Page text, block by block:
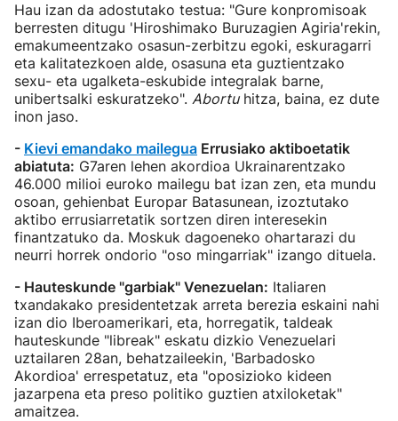
Hau izan da adostutako testua: "Gure konpromisoak
berresten ditugu 'Hiroshimako Buruzagien Agiria'rekin,
emakumeentzako osasun-zerbitzu egoki, eskuragarri
eta kalitatezkoen alde, osasuna eta guztientzako
sexu- eta ugalketa-eskubide integralak barne,
unibertsalki eskuratzeko". Abortuhitza, baina, ez dute
inon jaso.
- Kievi emandako mailegua Errusiako aktiboetatik
abiatuta: G7aren lehen akordioa Ukrainarentzako
46.000 milioi euroko mailegu bat izan zen, eta mundu
osoan, gehienbat Europar Batasunean, izoztutako
aktibo errusiarretatik sortzen diren interesekin
finantzatuko da. Moskuk dagoeneko ohartarazi du
neurri horrek ondorio "oso mingarriak" izango dituela.
- Hauteskunde "garbiak" Venezuelan: Italiaren
txandakako presidentetzak arreta berezia eskaini nahi
izan dio Iberoamerikari, eta, horregatik, taldeak
hauteskunde "libreak" eskatu dizkio Venezuelari
uztailaren 28an, behatzaileekin, 'Barbadosko
Akordioa' errespetatuz, eta "oposizioko kideen
jazarpena eta preso politiko guztien atxiloketak"
amaitzea.